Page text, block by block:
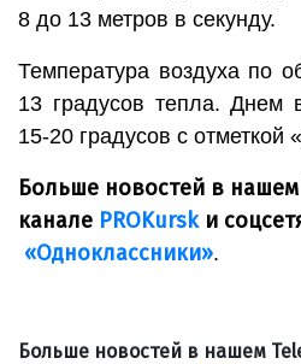
8 до 13 метров в секунду.
Температура воздуха по
13 градусов тепла. Днем
15-20 градусов с отметкой
Больше новостей в
канале PROKurskи
«Одноклассники».
Больше новостей в нашем